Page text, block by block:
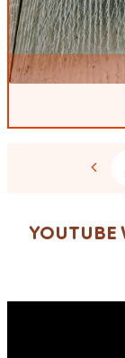
YOUTUBE